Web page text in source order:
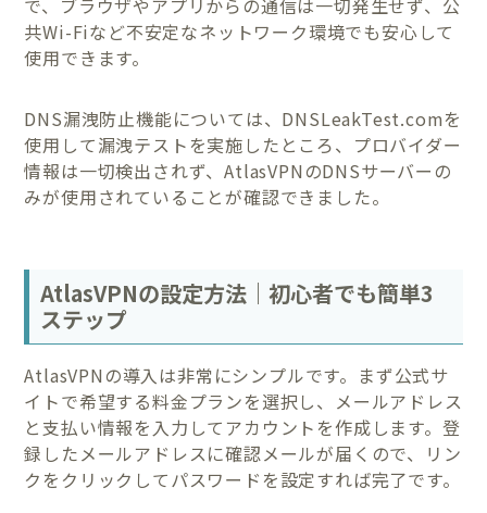
で、ブラウザやアプリからの通信は一切発生せず、公
共Wi-Fiなど不安定なネットワーク環境でも安心して
使用できます。
DNS漏洩防止機能については、DNSLeakTest.comを
使用して漏洩テストを実施したところ、プロバイダー
情報は一切検出されず、AtlasVPNのDNSサーバーの
みが使用されていることが確認できました。
AtlasVPNの設定方法｜初心者でも簡単3
ステップ
AtlasVPNの導入は非常にシンプルです。まず公式サ
イトで希望する料金プランを選択し、メールアドレス
と支払い情報を入力してアカウントを作成します。登
録したメールアドレスに確認メールが届くので、リン
クをクリックしてパスワードを設定すれば完了です。